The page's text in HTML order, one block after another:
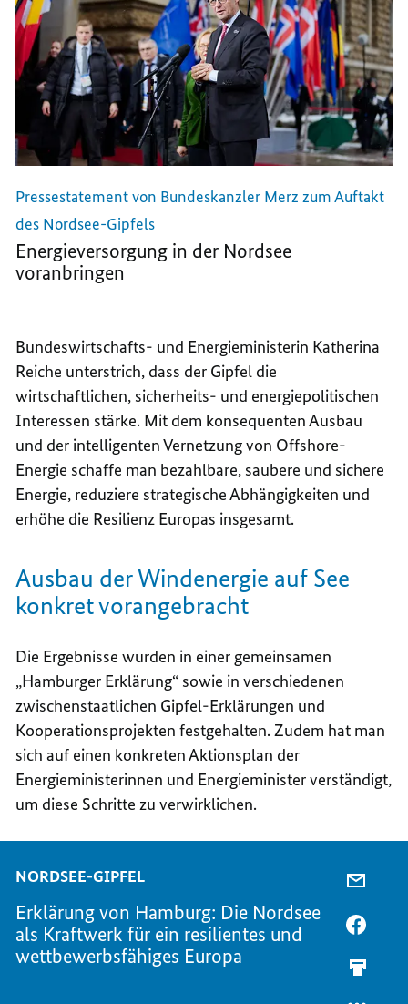
Pressestatement von Bundeskanzler Merz zum Auftakt
des Nordsee-Gipfels
Energieversorgung in der Nordsee
voranbringen
Bundeswirtschafts- und Energieministerin Katherina
Reiche unterstrich, dass der Gipfel die
wirtschaftlichen, sicherheits- und energiepolitischen
Interessen stärke. Mit dem konsequenten Ausbau
und der intelligenten Vernetzung von Offshore-
Energie schaffe man bezahlbare, saubere und sichere
Energie, reduziere strategische Abhängigkeiten und
erhöhe die Resilienz Europas insgesamt.
Ausbau der Windenergie auf See
konkret vorangebracht
Die Ergebnisse wurden in einer gemeinsamen
„Hamburger Erklärung“ sowie in verschiedenen
zwischenstaatlichen Gipfel-Erklärungen und
Kooperationsprojekten festgehalten. Zudem hat man
sich auf einen konkreten Aktionsplan der
Energieministerinnen und Energieminister verständigt,
um diese Schritte zu verwirklichen.
NORDSEE-GIPFEL
Erklärung von Hamburg: Die Nordsee
als Kraftwerk für ein resilientes und
wettbewerbsfähiges Europa